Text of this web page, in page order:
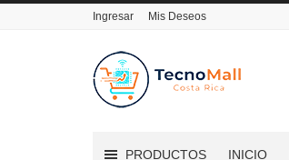
Ingresar Mis Deseos
PRODUCTOS INICIO